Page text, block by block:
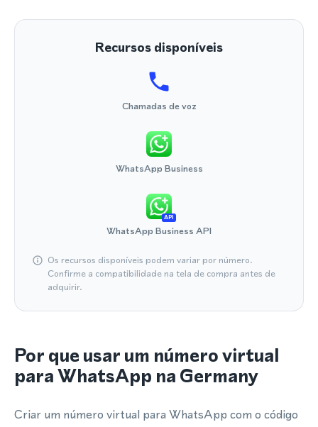
Recursos disponíveis
Chamadas de voz
WhatsApp Business
API
WhatsApp Business API
Os recursos disponíveis podem variar por número.
Confirme a compatibilidade na tela de compra antes de
adquirir.
Por que usar um número virtual
para WhatsApp na Germany
Criar um número virtual para WhatsApp com o código